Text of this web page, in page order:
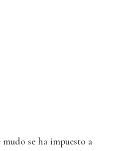
se ha impuesto a